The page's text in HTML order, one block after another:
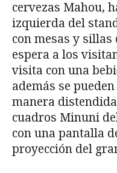
cervezas Mahou,
izquierda del
con mesas y
espera a los
visita con una
además se
manera
cuadros Minuni
con una pantalla
proyección del